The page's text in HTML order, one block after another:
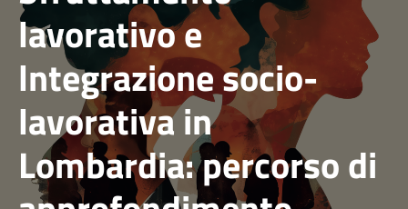
lavorativo e
lntegrazione socio-
lavorativa in
Lombardia: percorso di